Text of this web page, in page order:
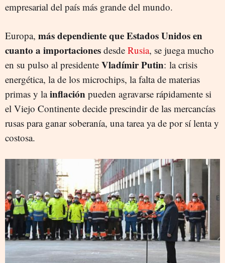
empresarial del país más grande del mundo.
Europa, más dependiente que Estados Unidos en
cuanto a importaciones desde Rusia, se juega mucho
en su pulso al presidente Vladímir Putin: la crisis
energética, la de los microchips, la falta de materias
primas y lainflación pueden agravarse rápidamente si
el Viejo Continente decide prescindir de las mercancías
rusas para ganar soberanía, una tarea ya de por sí lenta y
costosa.